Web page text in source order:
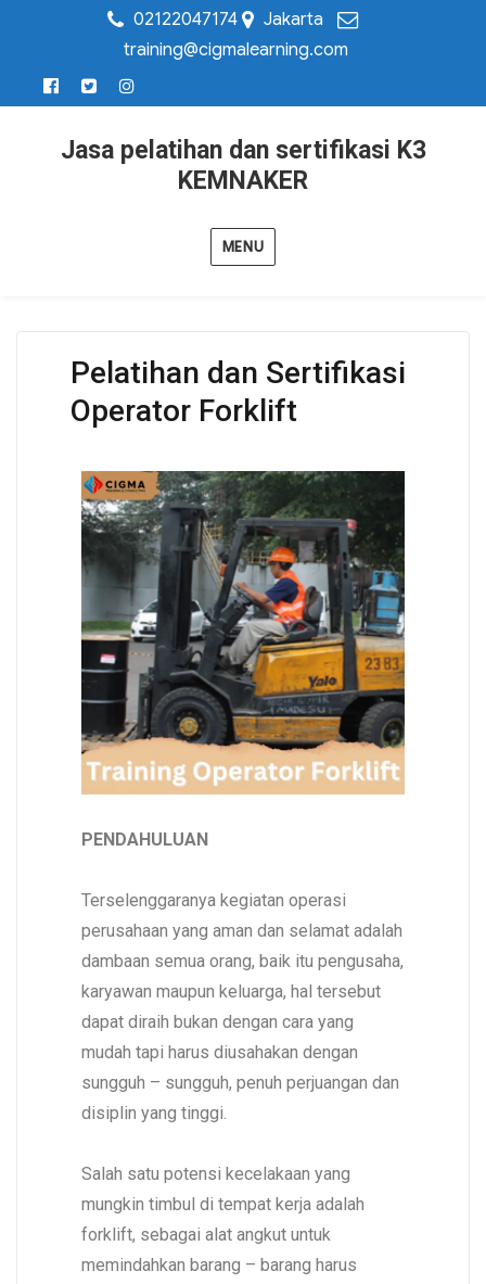
02122047174
Jakarta
training@cigmalearning.com
Jasa pelatihan dan sertifikasi K3
KEMNAKER
MENU
Pelatihan dan Sertifikasi
Operator Forklift
PENDAHULUAN
Terselenggaranya kegiatan operasi
perusahaan yang aman dan selamat adalah
dambaan semua orang, baik itu pengusaha,
karyawan maupun keluarga, hal tersebut
dapat diraih bukan dengan cara yang
mudah tapi harus diusahakan dengan
sungguh – sungguh, penuh perjuangan dan
disiplin yang tinggi.
Salah satu potensi kecelakaan yang
mungkin timbul di tempat kerja adalah
forklift, sebagai alat angkut untuk
memindahkan barang – barang harus